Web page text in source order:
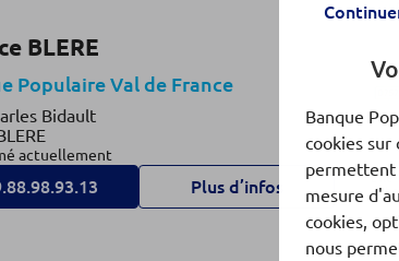
BLERE
Populaire Val de France
Bidault
actuellement
Plus d’infos
Banque
cookies sur
permettent
mesure
cookies,
nous